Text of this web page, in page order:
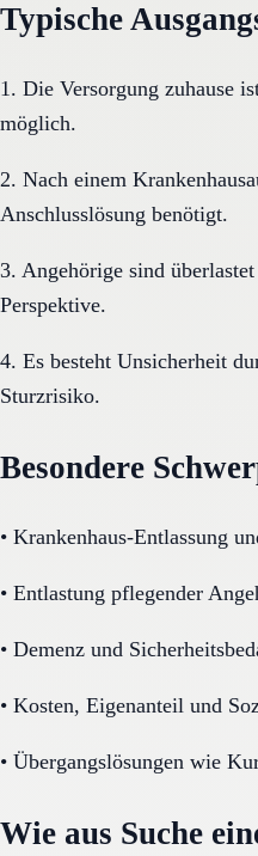
Typische
1. Die Versorgung zuhause
möglich.
2. Nach einem
Anschlusslösung benötigt.
3. Angehörige sind
Perspektive.
4. Es besteht Unsicherheit
Sturzrisiko.
Besondere
• Krankenhaus-Entlassung
• Entlastung pflegender
• Demenz und
• Kosten, Eigenanteil und
• Übergangslösungen wie
Wie aus Suche